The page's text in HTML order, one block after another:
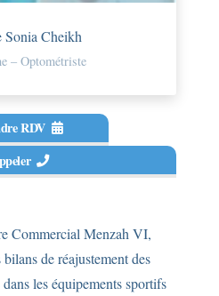
Sonia Cheikh
– Optométriste
RDV
Commercial Menzah VI,
de réajustement des
les équipements sportifs